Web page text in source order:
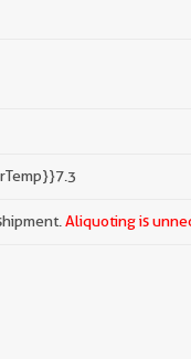
Aliquoting is